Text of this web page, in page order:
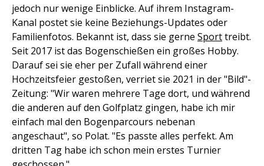
jedoch nur wenige Einblicke. Auf ihrem Instagram-
Kanal postet sie keine Beziehungs-Updates oder
Familienfotos. Bekannt ist, dass sie gerne Sporttreibt.
Seit 2017 ist das Bogenschießen ein großes Hobby.
Darauf sei sie eher per Zufall während einer
Hochzeitsfeier gestoßen, verriet sie 2021 in der "Bild"-
Zeitung: "Wir waren mehrere Tage dort, und während
die anderen auf den Golfplatz gingen, habe ich mir
einfach mal den Bogenparcours nebenan
angeschaut", so Polat. "Es passte alles perfekt. Am
dritten Tag habe ich schon mein erstes Turnier